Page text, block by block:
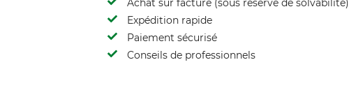
Achat sur facture (sous réserve de solvabilité)
Expédition rapide
Paiement sécurisé
Conseils de professionnels